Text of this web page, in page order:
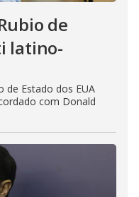
de
latino-
de Estado dos EUA
com Donald